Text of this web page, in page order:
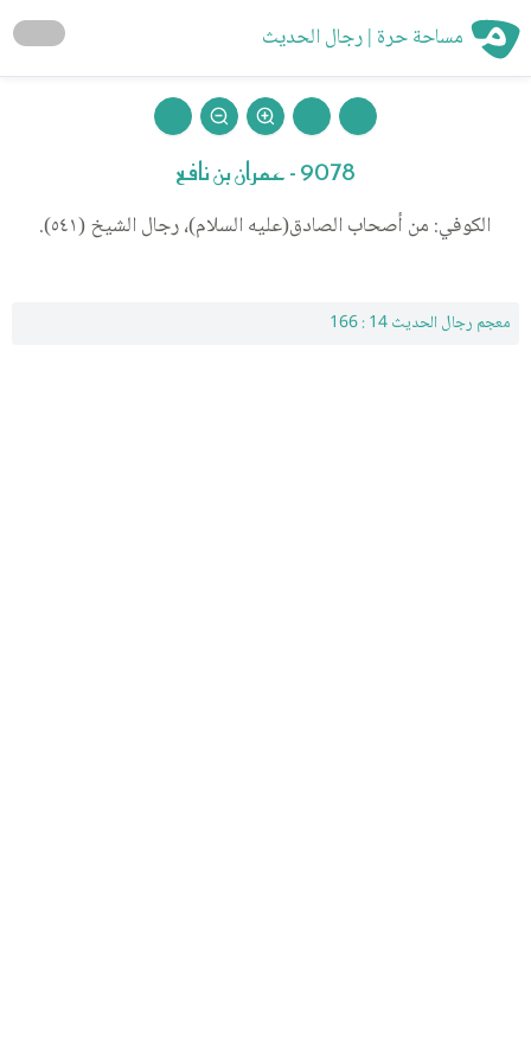
مساحة حرة | رجال الحديث
9078 - عمران بن نافع
الكوفي: من أصحاب الصادق(عليه السلام)، رجال الشيخ (٥٤١).
معجم رجال الحديث 14 : 166